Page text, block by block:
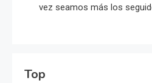
vez seamos más los
Top